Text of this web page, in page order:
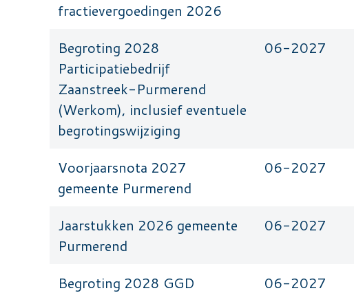
fractievergoedingen 2026
Begroting 2028
Participatiebedrijf
Zaanstreek-Purmerend
(Werkom), inclusief eventuele
begrotingswijziging
06-2027
Voorjaarsnota 2027
gemeente Purmerend
06-2027
Jaarstukken 2026 gemeente
Purmerend
06-2027
Begroting 2028 GGD
06-2027